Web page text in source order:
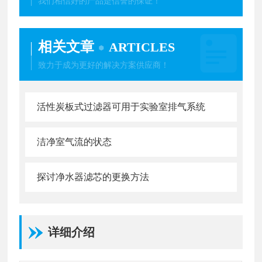
相关文章 ARTICLES
致力于成为更好的解决方案供应商！
活性炭板式过滤器可用于实验室排气系统
洁净室气流的状态
探讨净水器滤芯的更换方法
详细介绍